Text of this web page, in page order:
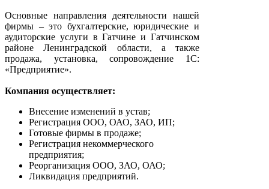
Основные направления деятельности нашей
фирмы – это бухгалтерские, юридические и
аудиторские услуги в Гатчине и Гатчинском
районе Ленинградской области, а также
продажа, установка, сопровождение 1С:
«Предприятие».
Компания осуществляет:
Внесение изменений в устав;
Регистрация ООО, ОАО, ЗАО, ИП;
Готовые фирмы в продаже;
Регистрация некоммерческого
предприятия;
Реорганизация ООО, ЗАО, ОАО;
Ликвидация предприятий.